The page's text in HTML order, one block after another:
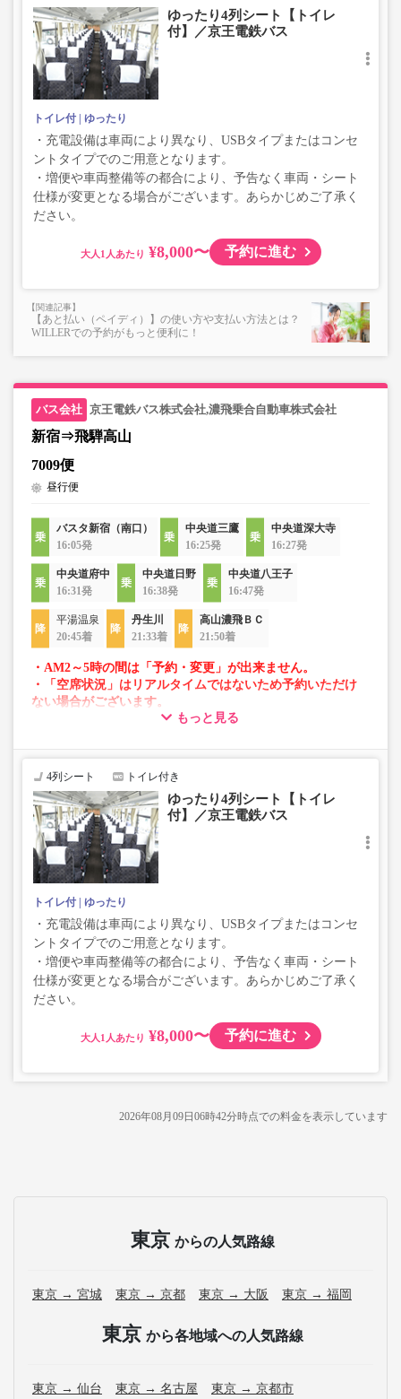
ゆったり4列シート【トイレ
付】／京王電鉄バス
トイレ付 ゆったり
・充電設備は車両により異なり、USBタイプまたはコンセ
ントタイプでのご用意となります。
・増便や車両整備等の都合により、予告なく車両・シート
仕様が変更となる場合がございます。あらかじめご了承く
ださい。
大人 ¥8,000〜 予約に進む
【あと払い（ペイディ）】の使い方や支払い方法とは？
WILLERでの予約がもっと便利に！
京王電鉄バス株式会社,濃飛乗合自動車株式会社
新宿⇒飛騨高山
7009便
昼行便
バスタ新宿（南口）
16:05発
中央道三鷹
16:25発
中央道深大寺
16:27発
中央道府中
16:31発
中央道日野
16:38発
中央道八王子
16:47発
平湯温泉
20:45着
丹生川
21:33着
高山濃飛ＢＣ
21:50着
・AM2～5時の間は「予約・変更」が出来ません。
・「空席状況」はリアルタイムではないため予約いただけ
ない場合がございます。
・車両は予告なく変更となる場合がございます。これに伴
で、あらかじめご了承ください。
もっと見る
4列シート トイレ付き
ゆったり4列シート【トイレ
付】／京王電鉄バス
トイレ付 ゆったり
・充電設備は車両により異なり、USBタイプまたはコンセ
ントタイプでのご用意となります。
・増便や車両整備等の都合により、予告なく車両・シート
仕様が変更となる場合がございます。あらかじめご了承く
ださい。
大人 ¥8,000〜 予約に進む
2026年08月09日06時42分時点での料金を表示しています
東京 からの人気路線
東京 → 宮城 東京 → 京都 東京 → 大阪 東京 → 福岡
東京 から各地域への人気路線
東京 → 仙台 東京 → 名古屋 東京 → 京都市